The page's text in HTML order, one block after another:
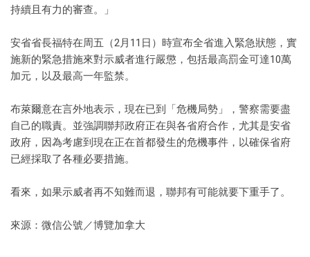
持續且有力的審查。」
安省省長福特在周五（2月11日）時宣布全省進入緊急狀態，實
施新的緊急措施來對示威者進行嚴懲，包括最高罰金可達10萬
加元，以及最高一年監禁。
布萊爾意在言外地表示，現在已到「危機局勢」，警察需要盡
自己的職責。並強調聯邦政府正在與各省府合作，尤其是安省
政府，因為考慮到現在正在首都發生的危機事件，以確保省府
已經採取了各種必要措施。
看來，如果示威者再不知難而退，聯邦有可能就要下重手了。
來源：微信公號／博覽加拿大